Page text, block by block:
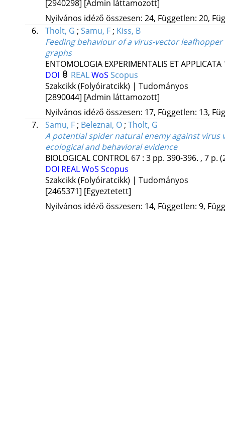
[2940298] [Admin láttamozott]
Nyilvános idéző összesen: 24, Független: 20,
6.
Tholt, G ; Samu, F; Kiss, B
Feeding behaviour of a virus-vector
graphs
ENTOMOLOGIA EXPERIMENTALIS ET APPLICATA
DOI
REALWoS Scopus
Szakcikk (Folyóiratcikk) | Tudományos
[2890044] [Admin láttamozott]
Nyilvános idéző összesen: 17, Független: 13,
7.
Samu, F; Beleznai, O; Tholt, G
A potential spider natural enemy against
ecological and behavioral evidence
BIOLOGICAL CONTROL 67: 3 pp. 390-396. , 7 p.
DOI REALWoS Scopus
Szakcikk (Folyóiratcikk) | Tudományos
[2465371] [Egyeztetett]
Nyilvános idéző összesen: 14, Független: 9,